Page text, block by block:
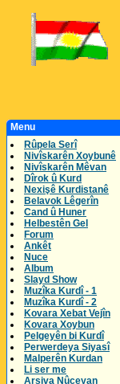
Menu
Rûpela Serî
Nivîskarên Xoybunê
Nivîskarên Mêvan
Dîrok û Kurd
Nexişê Kurdistanê
Belavok Lêgerîn
Cand û Huner
Helbestên Gel
Forum
Ankêt
Nuce
Album
Slayd Show
Muzîka Kurdî - 1
Muzîka Kurdî - 2
Kovara Xebat Vejîn
Kovara Xoybun
Pelgeyên bi Kurdî
Perwerdeya Siyasî
Malperên Kurdan
Li ser me
Arsiva Nûceyan